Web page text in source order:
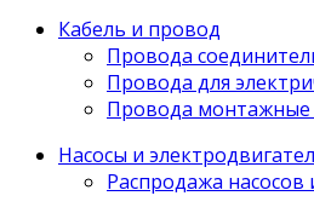
Кабель и провод
Провода
Провода для
Провода
Насосы и
Распродажа насосов